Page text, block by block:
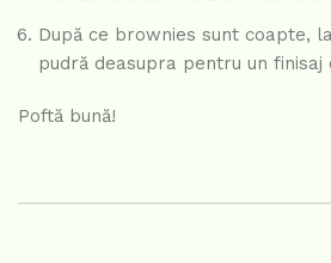
După ce brownies sunt coapte,
pudră deasupra pentru un finisaj
Poftă bună!